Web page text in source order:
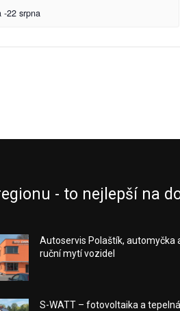
-22 srpna
- to nejlepší na
Autoservis Polaštík, automyčka
ruční mytí vozidel
S-WATT – fotovoltaika a tepelná